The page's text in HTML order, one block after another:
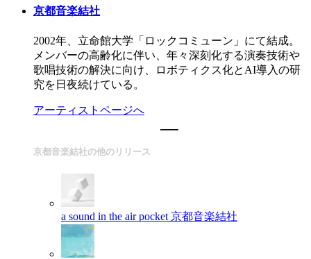
京都音楽結社
2002年、立命館大学「ロックコミューン」にて結成。
メンバーの高齢化に伴い、年々深刻化する演奏技術や
歌唱技術の解決に向け、ロボティクス化とAI導入の研
究を日夜続けている。
アーティストページへ
京都音楽結社の他のリリース
a sound in the air pocket 京都音楽結社